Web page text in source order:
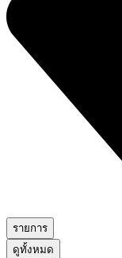
รายการ
ดูทั้งหมด